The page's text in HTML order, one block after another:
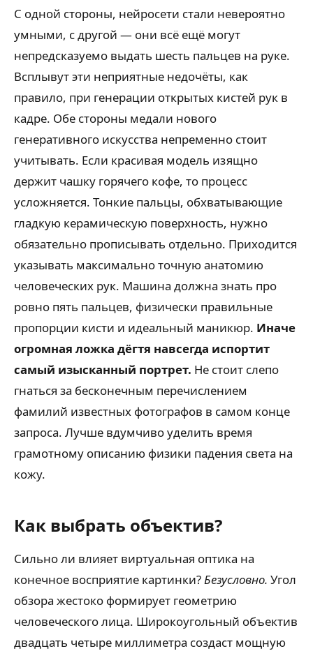
С одной стороны, нейросети стали невероятно
умными, с другой — они всё ещё могут
непредсказуемо выдать шесть пальцев на руке.
Всплывут эти неприятные недочёты, как
правило, при генерации открытых кистей рук в
кадре. Обе стороны медали нового
генеративного искусства непременно стоит
учитывать. Если красивая модель изящно
держит чашку горячего кофе, то процесс
усложняется. Тонкие пальцы, обхватывающие
гладкую керамическую поверхность, нужно
обязательно прописывать отдельно. Приходится
указывать максимально точную анатомию
человеческих рук. Машина должна знать про
ровно пять пальцев, физически правильные
пропорции кисти и идеальный маникюр. Иначе
огромная ложка дёгтя навсегда испортит
самый изысканный портрет. Не стоит слепо
гнаться за бесконечным перечислением
фамилий известных фотографов в самом конце
запроса. Лучше вдумчиво уделить время
грамотному описанию физики падения света на
кожу.
Как выбрать объектив?
Сильно ли влияет виртуальная оптика на
конечное восприятие картинки?Безусловно. Угол
обзора жестоко формирует геометрию
человеческого лица. Широкоугольный объектив
двадцать четыре миллиметра создаст мощную